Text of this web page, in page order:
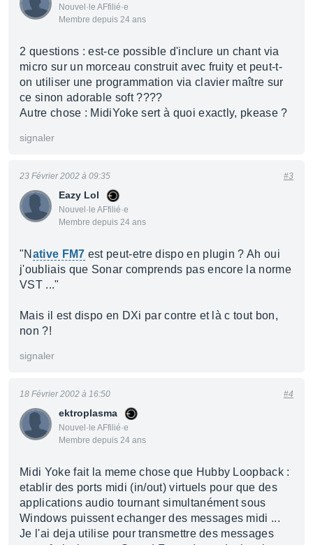
Nouvel·le AFfilié·e
Membre depuis 24 ans
2 questions : est-ce possible d'inclure un chant via
micro sur un morceau construit avec fruity et peut-t-
on utiliser une programmation via clavier maître sur
ce sinon adorable soft ????
Autre chose : MidiYoke sert à quoi exactly, pkease ?
signaler
Eazy Lol
Nouvel·le AFfilié·e
Membre depuis 24 ans
23 Février 2002 à 09:35 #3
"N ative FM7 est peut-etre dispo en plugin ? Ah oui
j'oubliais que Sonar comprends pas encore la norme
VST ..."
Mais il est dispo en DXi par contre et là c tout bon,
non ?!
signaler
ektroplasma
Nouvel·le AFfilié·e
Membre depuis 24 ans
18 Février 2002 à 16:50 #4
Midi Yoke fait la meme chose que Hubby Loopback :
etablir des ports midi (in/out) virtuels pour que des
applications audio tournant simultanément sous
Windows puissent echanger des messages midi ...
Je l'ai deja utilise pour transmettre des messages